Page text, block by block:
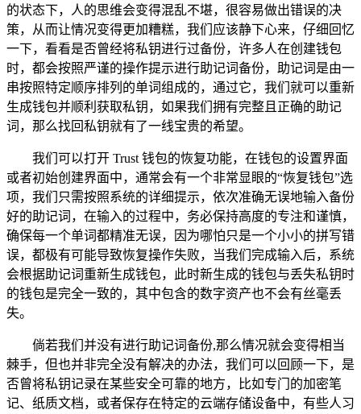
的状态下，人的思维会变得混乱不堪，很容易做出错误的决
策，从而让情况变得更加糟糕，我们应该静下心来，仔细回忆
一下，看看是否曾经将私钥进行过备份，许多人在创建钱包
时，都会按照严谨的操作提示进行助记词备份，助记词是由一
串按照特定顺序排列的单词组成的，通过它，我们就可以重新
生成钱包并顺利获取私钥，如果我们拥有完整且正确的助记
词，那么找回私钥就有了一线宝贵的希望。
我们可以打开 Trust 钱包的恢复功能，在钱包的设置界面
或者初始创建界面中，通常会有一个非常显眼的“恢复钱包”选
项，我们只需按照系统的详细提示，依次准确无误地输入备份
好的助记词，在输入的过程中，务必保持高度的专注和谨慎，
确保每一个单词都精准无误，因为哪怕只是一个小小的拼写错
误，都极有可能导致恢复操作失败，当我们完成输入后，系统
会根据助记词重新生成钱包，此时新生成的钱包与丢失私钥时
的钱包是完全一致的，其中包含的数字资产也不会有丝毫丢
失。
倘若我们并没有进行助记词备份,那么情况就会变得相当
棘手，但也并非完全没有解决的办法，我们可以回顾一下，是
否曾将私钥记录在某些安全可靠的地方，比如专门的加密笔
记、纸质文档，或者保存在特定的云端存储设备中，有些人习